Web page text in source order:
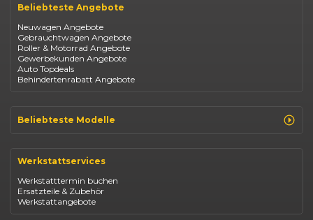
Beliebteste Angebote
Neuwagen Angebote
Gebrauchtwagen Angebote
Roller & Motorrad Angebote
Gewerbekunden Angebote
Auto Topdeals
Behindertenrabatt Angebote
Beliebteste Modelle
Opel Corsa
Fiat 500
Dacia Duster
Dacia Sandero
Jeep Compass
Werkstattservices
Werkstatttermin buchen
Ersatzteile & Zubehör
Werkstattangebote